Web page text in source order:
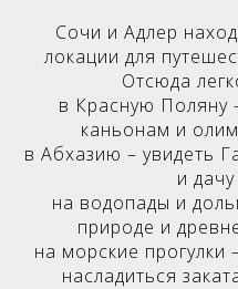
Сочи и Адлер
локации для
Отсюда
в Красную Поляну
каньонам и
в Абхазию – увидеть
и
на водопады и
природе и
на морские прогулки
насладиться